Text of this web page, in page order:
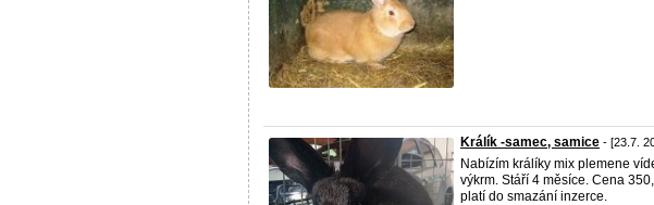
Králík -samec, samice - [23.7.
Nabízím králíky mix plemene
výkrm. Stáří 4 měsíce. Cena
platí do smazání inzerce.